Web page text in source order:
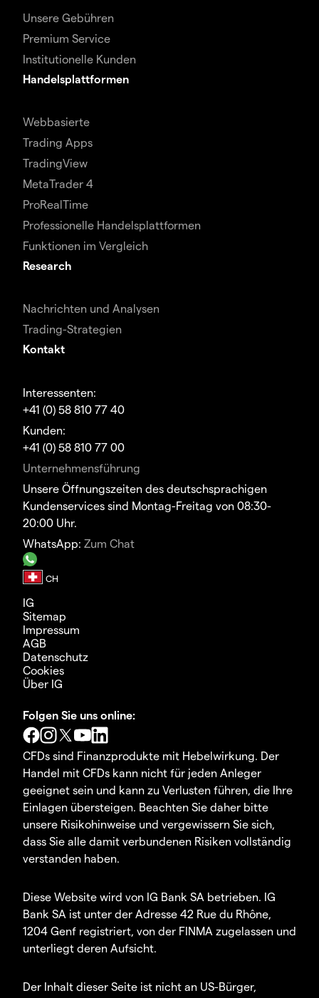
Unsere Gebühren
Premium Service
Institutionelle Kunden
Handelsplattformen
Webbasierte
Trading Apps
TradingView
MetaTrader 4
ProRealTime
Professionelle Handelsplattformen
Funktionen im Vergleich
Research
Nachrichten und Analysen
Trading-Strategien
Kontakt
Interessenten:
+41 (0) 58 810 77 40
Kunden:
+41 (0) 58 810 77 00
Unternehmensführung
Unsere Öffnungszeiten des deutschsprachigen
Kundenservices sind Montag-Freitag von 08:30-
20:00 Uhr.
WhatsApp: Zum Chat
IG
Sitemap
Impressum
AGB
Datenschutz
Cookies
Über IG
Folgen Sie uns online:
CFDs sind Finanzprodukte mit Hebelwirkung. Der
Handel mit CFDs kann nicht für jeden Anleger
geeignet sein und kann zu Verlusten führen, die Ihre
Einlagen übersteigen. Beachten Sie daher bitte
unsere Risikohinweise und vergewissern Sie sich,
dass Sie alle damit verbundenen Risiken vollständig
verstanden haben.
Diese Website wird von IG Bank SA betrieben. IG
Bank SA ist unter der Adresse 42 Rue du Rhône,
1204 Genf registriert, von der FINMA zugelassen und
unterliegt deren Aufsicht.
Der Inhalt dieser Seite ist nicht an US-Bürger,